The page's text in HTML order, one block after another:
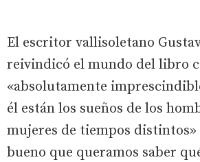
El escritor vallisoletano
reivindicó el mundo del libro
«absolutamente
él están los sueños de los
mujeres de tiempos distintos»
bueno que queramos saber